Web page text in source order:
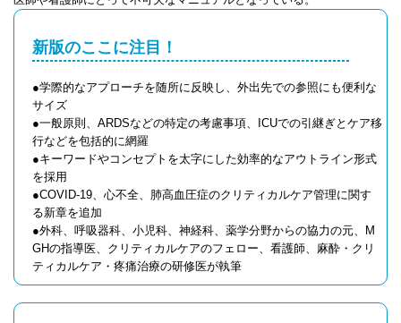
新版のここに注目！
●学際的なアプローチを随所に反映し、外出先での参照にも便利な
サイズ
●一般原則、ARDSなどの特定の考慮事項、ICUでの引継ぎとケア移
行などを包括的に網羅
●キーワードやコンセプトを太字にした効率的なアウトライン形式
を採用
●COVID-19、心不全、肺高血圧症のクリティカルケア管理に関す
る新章を追加
●外科、呼吸器科、小児科、神経科、薬学分野からの協力の元、M
GHの指導医、クリティカルケアのフェロー、看護師、麻酔・クリ
ティカルケア・疼痛治療の研修医が執筆